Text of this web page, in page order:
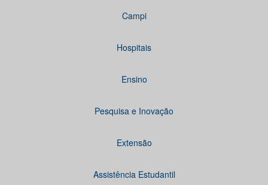
Campi
Hospitais
Ensino
Pesquisa e Inovação
Extensão
Assistência Estudantil